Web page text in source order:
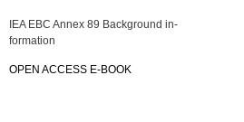
IEA EBC Annex 89 Back­ground in­
for­ma­ti­on
OPEN AC­CESS E-BOOK